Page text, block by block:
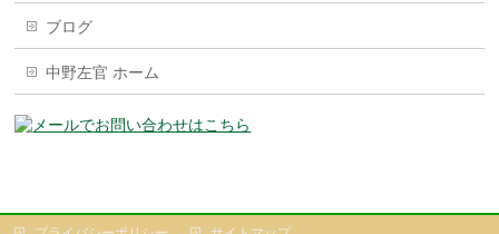
ブログ
中野左官 ホーム